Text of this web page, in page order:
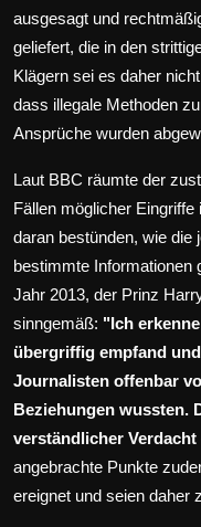
ausgesagt und
geliefert, die in den
Klägern sei es daher
dass illegale Methoden
Ansprüche wurden
Laut BBC räumte der
Fällen möglicher
daran bestünden, wie die
bestimmte Informationen
Jahr 2013, der Prinz
sinngemäß: "Ich
übergriffig empfand
Journalisten offenbar
Beziehungen wussten.
verständlicher
angebrachte Punkte
ereignet und seien daher